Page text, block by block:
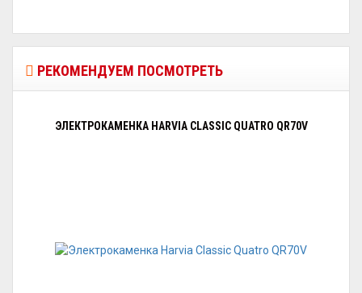
РЕКОМЕНДУЕМ ПОСМОТРЕТЬ
ЭЛЕКТРОКАМЕНКА HARVIA CLASSIC QUATRO QR70V